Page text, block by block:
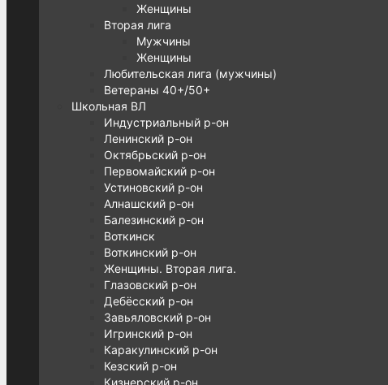
Женщины
Вторая лига
Мужчины
Женщины
Любительская лига (мужчины)
Ветераны 40+/50+
Школьная ВЛ
Индустриальный р-он
Ленинский р-он
Октябрьский р-он
Первомайский р-он
Устиновский р-он
Алнашский р-он
Балезинский р-он
Воткинск
Воткинский р-он
Женщины. Вторая лига.
Глазовский р-он
Дебёсский р-он
Завьяловский р-он
Игринский р-он
Каракулинский р-он
Кезский р-он
Кизнерский р-он